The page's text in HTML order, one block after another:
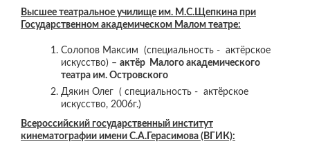
Высшее театральное училище им. М.С.Щепкина при
Государственном академическом Малом театре:
Солопов Максим (специальность - актёрское
искусство) – актёр Малого академического
театра им. Островского
Дякин Олег ( специальность - актёрское
искусство, 2006г.)
Всероссийский государственный институт
кинематографии имени С.А.Герасимова (ВГИК):